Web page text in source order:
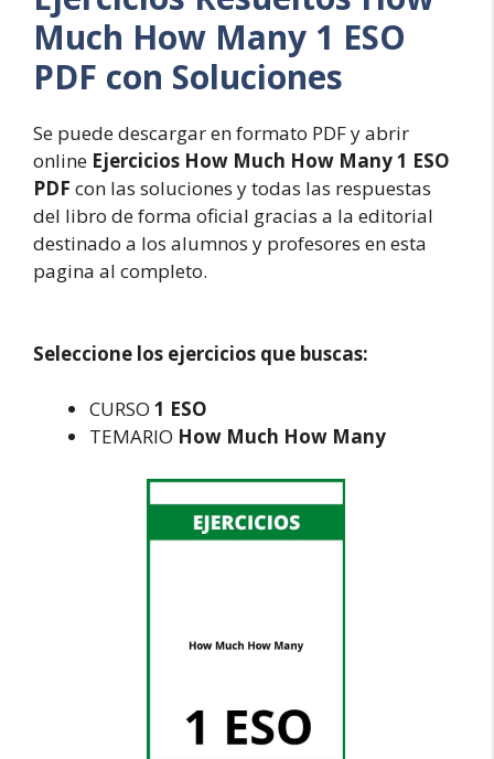
Much How Many 1 ESO
PDF con Soluciones
Se puede descargar en formato PDF y abrir
online Ejercicios How Much How Many 1 ESO
PDF con las soluciones y todas las respuestas
del libro de forma oficial gracias a la editorial
destinado a los alumnos y profesores en esta
pagina al completo.
Seleccione los ejercicios que buscas:
CURSO 1 ESO
TEMARIO How Much How Many